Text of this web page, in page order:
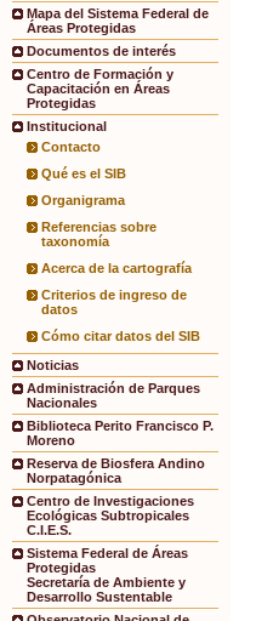
Mapa del Sistema Federal de
Áreas Protegidas
Documentos de interés
Centro de Formación y
Capacitación en Áreas
Protegidas
Institucional
Contacto
Qué es el SIB
Organigrama
Referencias sobre
taxonomía
Acerca de la cartografía
Criterios de ingreso de
datos
Cómo citar datos del SIB
Noticias
Administración de Parques
Nacionales
Biblioteca Perito Francisco P.
Moreno
Reserva de Biosfera Andino
Norpatagónica
Centro de Investigaciones
Ecológicas Subtropicales
C.I.E.S.
Sistema Federal de Áreas
Protegidas
Secretaría de Ambiente y
Desarrollo Sustentable